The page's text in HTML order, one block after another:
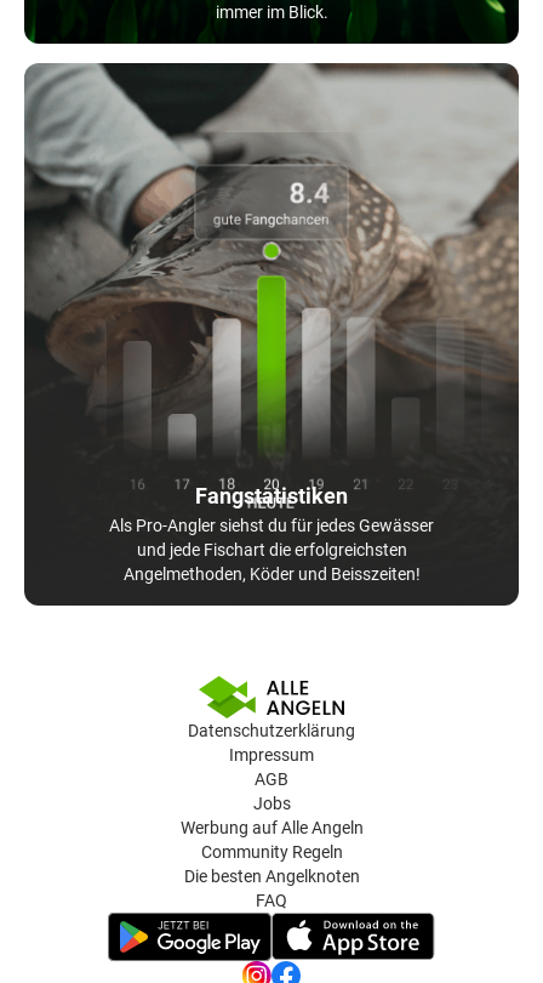
immer im Blick.
Fangstatistiken
Als Pro-Angler siehst du für jedes Gewässer
und jede Fischart die erfolgreichsten
Angelmethoden, Köder und Beisszeiten!
Datenschutzerklärung
Impressum
AGB
Jobs
Werbung auf Alle Angeln
Community Regeln
Die besten Angelknoten
FAQ